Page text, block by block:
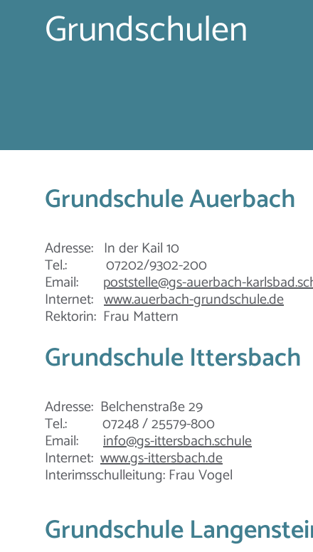
Grundschulen
Grundschule Auerbach
Adresse: In der Kail 10
Tel.: 07202/9302-200
Email: poststelle@gs-auerbach-
Internet: www.auerbach-grundschule.de
Rektorin: Frau Mattern
Grundschule Ittersbach
Adresse: Belchenstraße 29
Tel.: 07248 / 25579-800
Email: info@gs-ittersbach.schule
Internet: www.gs-ittersbach.de
Interimsschulleitung: Frau Vogel
Grundschule